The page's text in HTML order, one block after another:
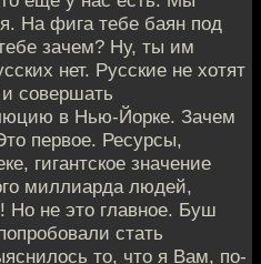
На фига тебе баян под
зачем? Ну, ты им
нет. Русские не хотят
совершать
в Нью-Йорке. Зачем
первое. Ресурсы,
гигантское значение
миллиарда людей,
Но не это главное. Буш
стать
то, что я Вам, по-